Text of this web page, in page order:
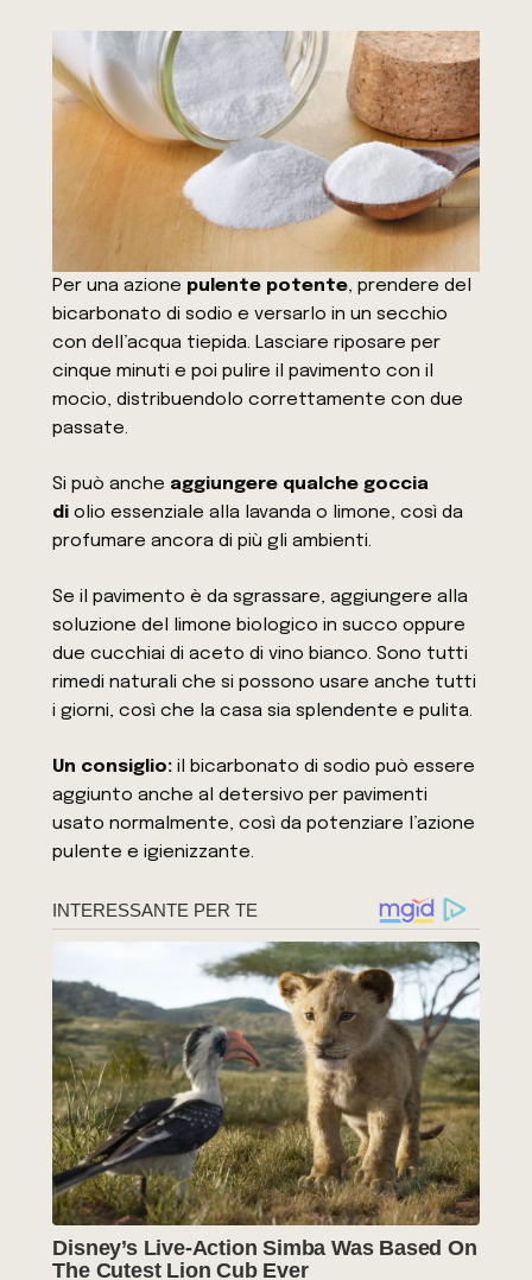
Per una azione pulente potente, prendere del
bicarbonato di sodio e versarlo in un secchio
con dell’acqua tiepida. Lasciare riposare per
cinque minuti e poi pulire il pavimento con il
mocio, distribuendolo correttamente con due
passate.
Si può anche aggiungere qualche goccia
diolio essenziale alla lavanda o limone, così da
profumare ancora di più gli ambienti.
Se il pavimento è da sgrassare, aggiungere alla
soluzione del limone biologico in succo oppure
due cucchiai di aceto di vino bianco. Sono tutti
rimedi naturali che si possono usare anche tutti
i giorni, così che la casa sia splendente e pulita.
Un consiglio: il bicarbonato di sodio può essere
aggiunto anche al detersivo per pavimenti
usato normalmente, così da potenziare l’azione
pulente e igienizzante.